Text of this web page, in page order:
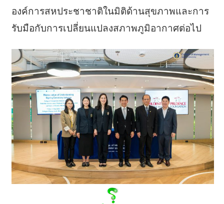
องค์การสหประชาชาติในมิติด้านสุขภาพและการ
รับมือกับการเปลี่ยนแปลงสภาพภูมิอากาศต่อไป